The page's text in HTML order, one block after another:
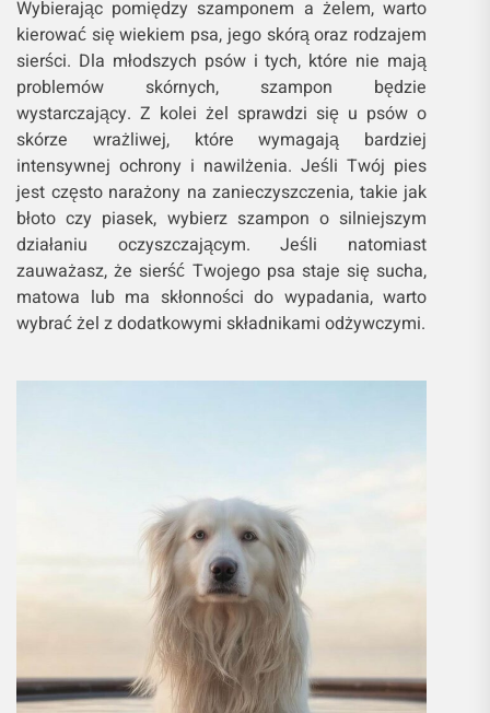
Wybierając pomiędzy szamponem a żelem, warto
kierować się wiekiem psa, jego skórą oraz rodzajem
sierści. Dla młodszych psów i tych, które nie mają
problemów skórnych, szampon będzie
wystarczający. Z kolei żel sprawdzi się u psów o
skórze wrażliwej, które wymagają bardziej
intensywnej ochrony i nawilżenia. Jeśli Twój pies
jest często narażony na zanieczyszczenia, takie jak
błoto czy piasek, wybierz szampon o silniejszym
działaniu oczyszczającym. Jeśli natomiast
zauważasz, że sierść Twojego psa staje się sucha,
matowa lub ma skłonności do wypadania, warto
wybrać żel z dodatkowymi składnikami odżywczymi.